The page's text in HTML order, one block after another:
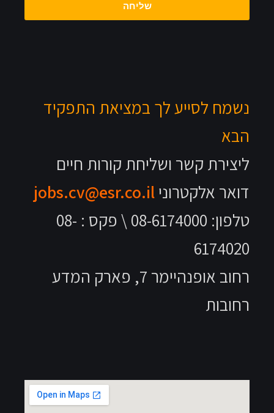
שליחה
נשמח לסייע לך במציאת התפקיד
הבא
ליצירת קשר ושליחת קורות חיים
דואר אלקטרוניjobs.cv@esr.co.il
טלפון: 08-6174000 \ פקס : 08-
6174020
רחוב אופנהיימר 7, פארק המדע
רחובות